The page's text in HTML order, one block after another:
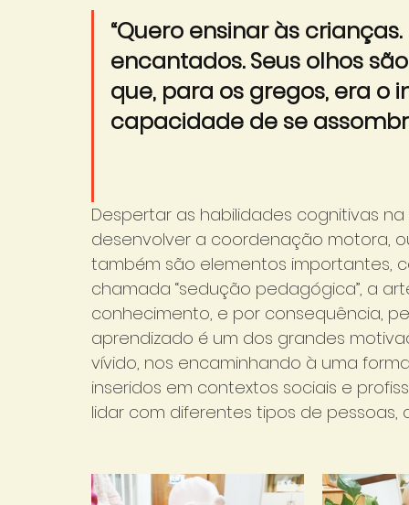
“Quero ensinar às
encantados. Seus olhos
que, para os gregos, era o
capacidade de se
Despertar as habilidades cognitivas
desenvolver a coordenação motora,
também são elementos importantes,
chamada “sedução pedagógica”, a
conhecimento, e por consequência,
aprendizado é um dos grandes
vívido, nos encaminhando à uma
inseridos em contextos sociais e
lidar com diferentes tipos de pessoas,